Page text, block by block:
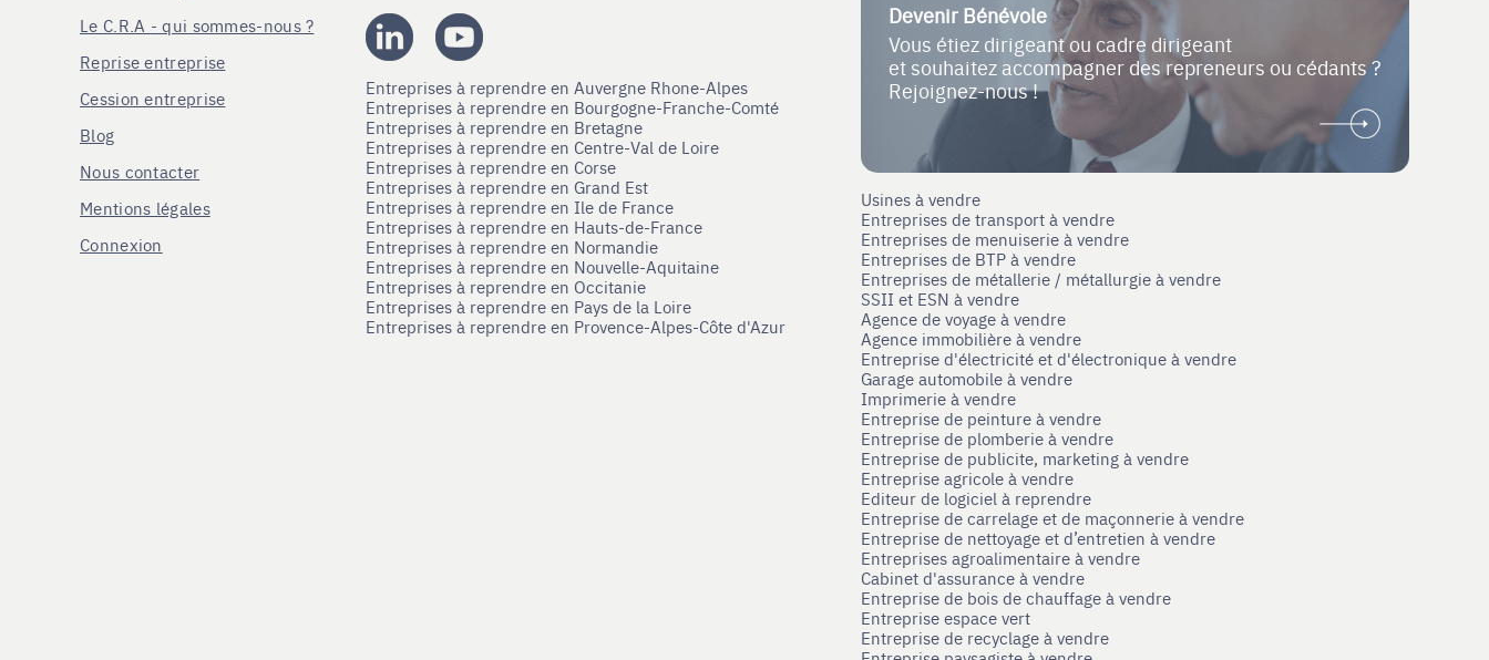
Le C.R.A - qui sommes-nous ?
Reprise entreprise
Cession entreprise
Blog
Nous contacter
Mentions légales
Connexion
Entreprises à reprendre en Auvergne Rhone-Alpes
Entreprises à reprendre en Bourgogne-Franche-Comté
Entreprises à reprendre en Bretagne
Entreprises à reprendre en Centre-Val de Loire
Entreprises à reprendre en Corse
Entreprises à reprendre en Grand Est
Entreprises à reprendre en Ile de France
Entreprises à reprendre en Hauts-de-France
Entreprises à reprendre en Normandie
Entreprises à reprendre en Nouvelle-Aquitaine
Entreprises à reprendre en Occitanie
Entreprises à reprendre en Pays de la Loire
Entreprises à reprendre en Provence-Alpes-Côte d'Azur
Devenir Bénévole
Vous étiez dirigeant ou cadre dirigeant
et souhaitez accompagner des repreneurs ou cédants ?
Rejoignez-nous !
Usines à vendre
Entreprises de transport à vendre
Entreprises de menuiserie à vendre
Entreprises de BTP à vendre
Entreprises de métallerie / métallurgie à vendre
SSII et ESN à vendre
Agence de voyage à vendre
Agence immobilière à vendre
Entreprise d'électricité et d'électronique à vendre
Garage automobile à vendre
Imprimerie à vendre
Entreprise de peinture à vendre
Entreprise de plomberie à vendre
Entreprise de publicite, marketing à vendre
Entreprise agricole à vendre
Editeur de logiciel à reprendre
Entreprise de carrelage et de maçonnerie à vendre
Entreprise de nettoyage et d’entretien à vendre
Entreprises agroalimentaire à vendre
Cabinet d'assurance à vendre
Entreprise de bois de chauffage à vendre
Entreprise espace vert
Entreprise de recyclage à vendre